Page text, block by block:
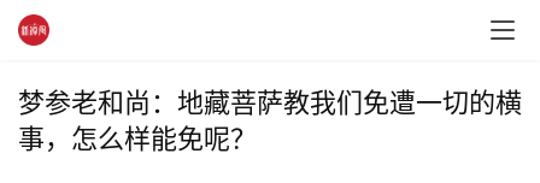
梦参老和尚：地藏菩萨教我们免遭一切的横
事，怎么样能免呢？